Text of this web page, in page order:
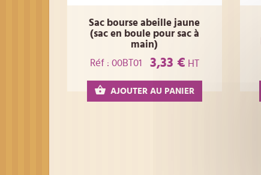
Sac bourse abeille jaune
(sac en boule pour sac à
main)
Réf : 00BT01
3,33 € HT
AJOUTER AU PANIER